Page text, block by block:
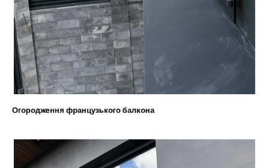
Огородження французького балкона